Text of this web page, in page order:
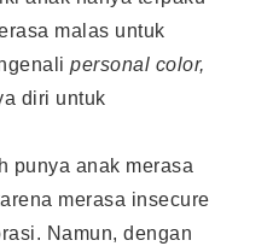
malas untuk
personal color,
diri untuk
punya anak merasa
merasa insecure
Namun, dengan